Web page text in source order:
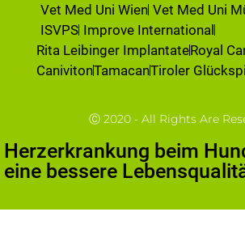
Vet Med Uni Wien Vet Med Uni
ISVPS Improve International
Rita Leibinger ImplantateRoyal
CanivitonTamacanTiroler
Ⓒ 2020 - All Rights Are
Herzerkrankung beim
eine bessere